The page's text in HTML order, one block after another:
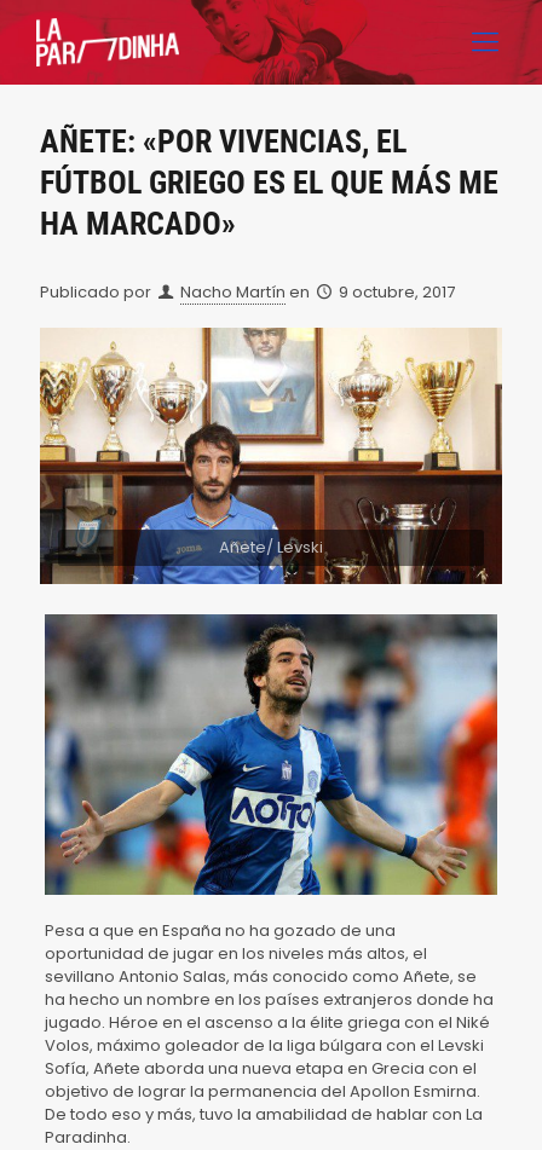
AÑETE: «POR VIVENCIAS, EL
FÚTBOL GRIEGO ES EL QUE MÁS ME
HA MARCADO»
Publicado por Nacho Martín en 9 octubre, 2017
Añete/ Levski
Pesa a que en España no ha gozado de una
oportunidad de jugar en los niveles más altos, el
sevillano Antonio Salas, más conocido como Añete, se
ha hecho un nombre en los países extranjeros donde ha
jugado. Héroe en el ascenso a la élite griega con el Niké
Volos, máximo goleador de la liga búlgara con el Levski
Sofía, Añete aborda una nueva etapa en Grecia con el
objetivo de lograr la permanencia del Apollon Esmirna.
De todo eso y más, tuvo la amabilidad de hablar con La
Paradinha.